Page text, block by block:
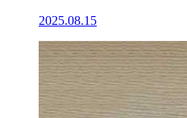
2025.08.15